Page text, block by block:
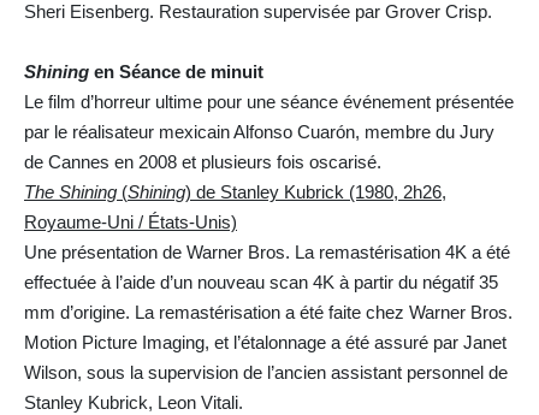
Sheri Eisenberg. Restauration supervisée par Grover Crisp.
Shining en Séance de minuit
Le film d’horreur ultime pour une séance événement présentée
par le réalisateur mexicain Alfonso Cuarón, membre du Jury
de Cannes en 2008 et plusieurs fois oscarisé.
The Shining (Shining) de Stanley Kubrick (1980, 2h26,
Royaume-Uni / États-Unis)
Une présentation de Warner Bros. La remastérisation 4K a été
effectuée à l’aide d’un nouveau scan 4K à partir du négatif 35
mm d’origine. La remastérisation a été faite chez Warner Bros.
Motion Picture Imaging, et l’étalonnage a été assuré par Janet
Wilson, sous la supervision de l’ancien assistant personnel de
Stanley Kubrick, Leon Vitali.